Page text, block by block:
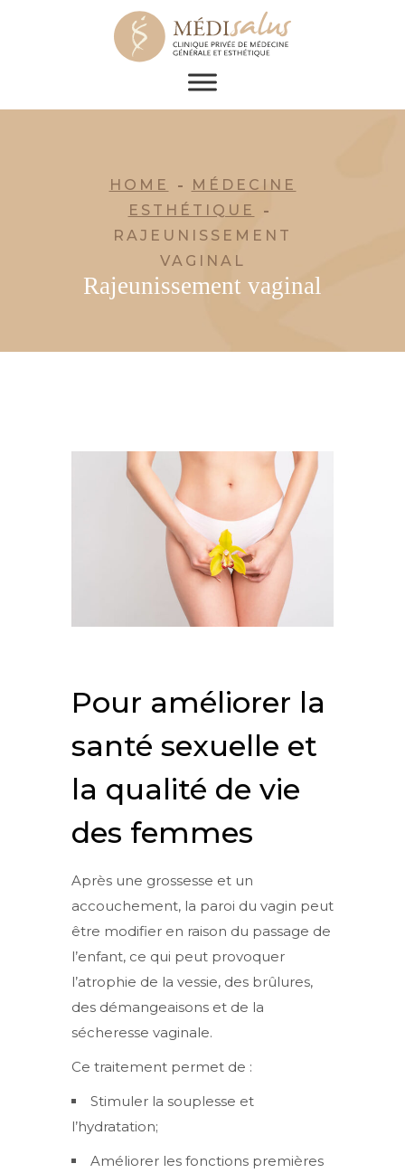
Rajeunissement vaginal
HOME
MÉDECINE
ESTHÉTIQUE
RAJEUNISSEMENT
VAGINAL
Pour améliorer la
santé sexuelle et
la qualité de vie
des femmes
Après une grossesse et un
accouchement, la paroi du vagin peut
être modifier en raison du passage de
l’enfant, ce qui peut provoquer
l’atrophie de la vessie, des brûlures,
des démangeaisons et de la
sécheresse vaginale.
Ce traitement permet de :
Stimuler la souplesse et
l’hydratation;
Améliorer les fonctions premières